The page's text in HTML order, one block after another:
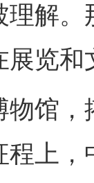
理解
览和
馆，
程上